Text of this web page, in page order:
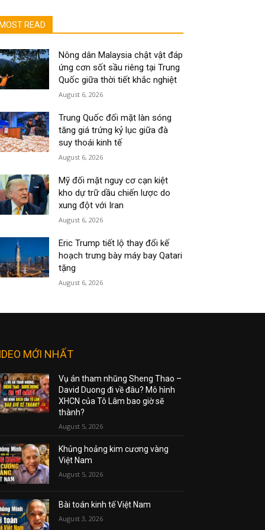
MOST READ
Nông dân Malaysia chật vật đáp
ứng cơn sốt sầu riêng tại Trung
Quốc giữa thời tiết khắc nghiệt
August 6, 2026
Trung Quốc đối mặt làn sóng
tăng giá trứng kỷ lục giữa đà
suy thoái kinh tế
August 6, 2026
Mỹ đối mặt nguy cơ cạn kiệt
kho dự trữ dầu chiến lược do
xung đột với Iran
August 6, 2026
Eric Trump tiết lộ thay đổi kế
hoạch trưng bày máy bay Qatari
tặng
August 6, 2026
MỚI NHẤT
Vụ án tham nhũng Sheng Thao –
David Duong đi về đâu? Mô hình
XHCN của Tô Lâm bao giờ sẽ
thành?
August 5, 2026
Khủng hoảng kim cương vàng
Việt Nam
August 5, 2026
Bài toán kinh tế Việt Nam
August 3, 2026